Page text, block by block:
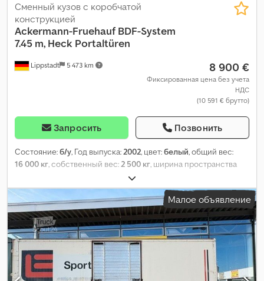
Lippstadt 5 473 km
Сменный кузов с коробчатой
конструкцией
Ackermann-Fruehauf BDF-System
7.45 m, Heck Portaltüren
8 900 €
Фиксированная цена без учета
НДС
(10 591 € брутто)
Запросить Позвонить
Состояние:б/у, Год выпуска:2002, цвет:белый, общий вес:
16 000 кг, собственный вес:2 500 кг, ширина пространства
, высота грузового отсека:
Малое объявление